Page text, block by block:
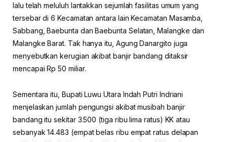
lalu telah meluluh lantakkan sejumlah fasilitas umum yang
tersebar di 6 Kecamatan antara lain Kecamatan Masamba,
Sabbang, Baebunta dan Baebunta Selatan, Malangke dan
Malangke Barat. Tak hanya itu, Agung Danargito juga
menyebutkan kerugian akibat banjir bandang ditaksir
mencapai Rp 50 miliar.
Sementara itu, Bupati Luwu Utara Indah Putri Indriani
menjelaskan jumlah pengungsi akibat musibah banjir
bandang itu sekitar 3.500 (tiga ribu lima ratus) KK atau
sebanyak 14.483 (empat belas ribu empat ratus delapan